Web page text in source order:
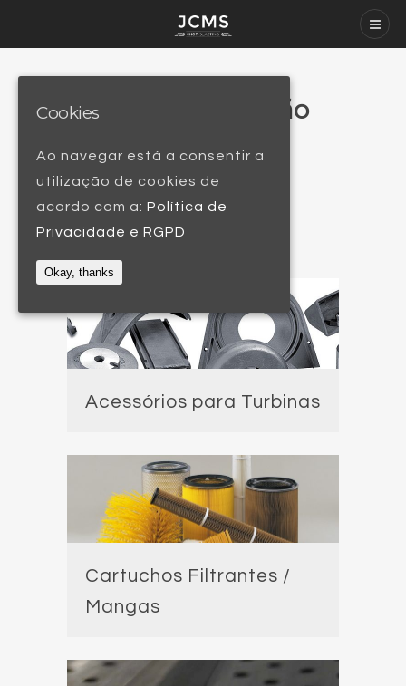
Peças de Reposição
Acessórios para Turbinas
Cartuchos Filtrantes /
Mangas
Cookies
Ao navegar está a consentir a
utilização de cookies de
acordo com a: Política de
Privacidade e RGPD
Okay, thanks